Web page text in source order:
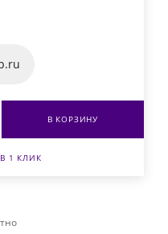
В КОРЗИНУ
1 КЛИК